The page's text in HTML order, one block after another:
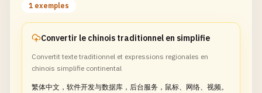
1 exemples
Convertir le chinois traditionnel en simplifie
Convertit texte traditionnel et expressions regionales en
chinois simplifie continental
繁体中文，软件开发与数据库，后台服务，鼠标、网络、视频。